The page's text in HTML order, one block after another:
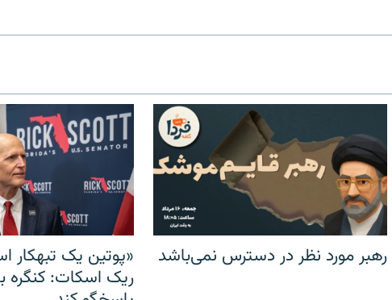
رهبر مورد نظر در دسترس نمی‌باشد
«پوتین یک تبهکار
ریک اسکات: کنگره